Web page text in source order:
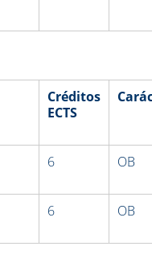
Créditos
ECTS
6 OB
6 OB